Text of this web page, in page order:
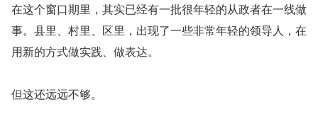
在这个窗口期里，其实已经有一批很年轻的从政者在一线做
事。县里、村里、区里，出现了一些非常年轻的领导人，在
用新的方式做实践、做表达。
但这还远远不够。